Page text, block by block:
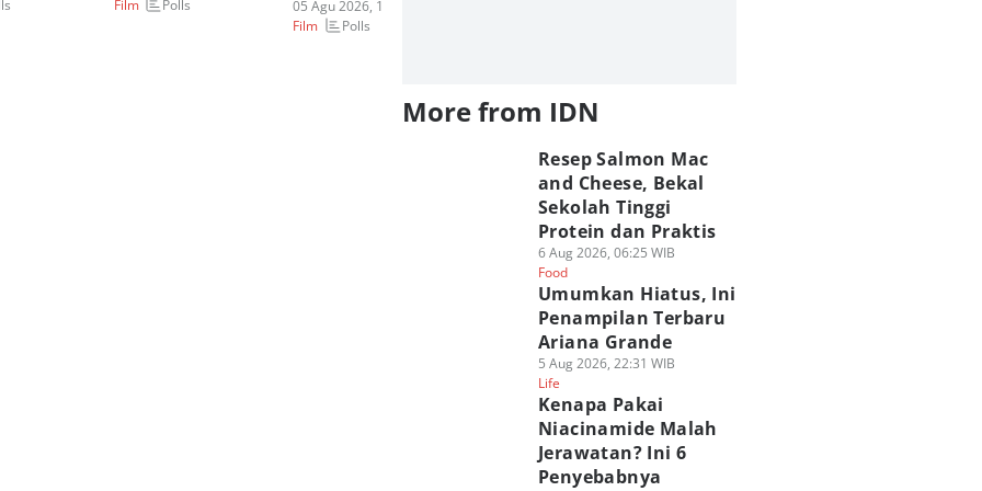
Film
Polls
05 Agu 2026, 11:00 WIB
Film
Polls
More from IDN
Resep Salmon Mac
and Cheese, Bekal
Sekolah Tinggi
Protein dan Praktis
6 Aug 2026, 06:25 WIB
Food
Umumkan Hiatus, Ini
Penampilan Terbaru
Ariana Grande
5 Aug 2026, 22:31 WIB
Life
Kenapa Pakai
Niacinamide Malah
Jerawatan? Ini 6
Penyebabnya